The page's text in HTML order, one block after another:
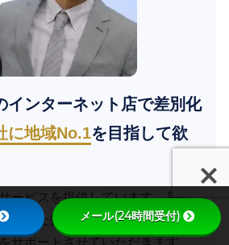
インターネット店で差別化
に地域No.1を目指して欲
ービスを提供しています。長年
培った技術力で、自動車整備・
サポートさせていただきます。
メール(24時間受付)